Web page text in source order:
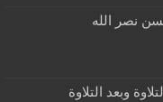
نصر الله
وبعد التلاوة